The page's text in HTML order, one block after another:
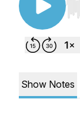
Show Notes